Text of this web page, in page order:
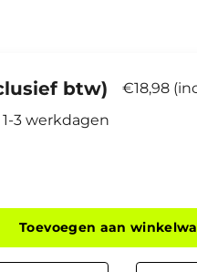
btw)
€18,98
3 werkdagen
Toevoegen aan